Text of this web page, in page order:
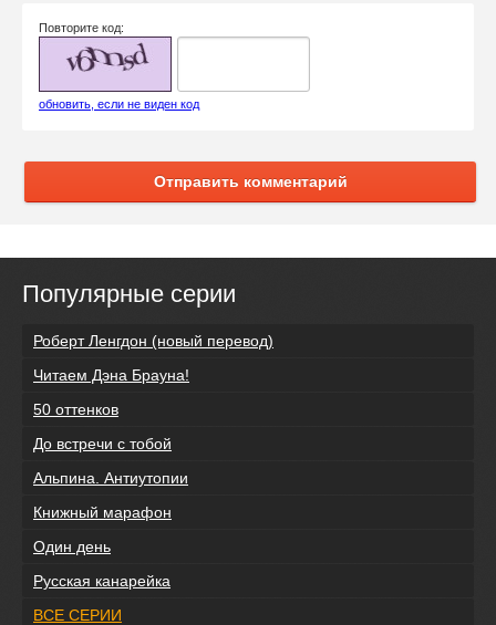
Повторите код:
обновить, если не виден код
Отправить комментарий
Популярные серии
Роберт Ленгдон (новый перевод)
Читаем Дэна Брауна!
50 оттенков
До встречи с тобой
Альпина. Антиутопии
Книжный марафон
Один день
Русская канарейка
ВСЕ СЕРИИ